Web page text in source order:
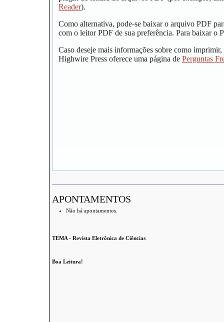
Reader).
Como alternativa, pode-se baixar o arquivo PDF
com o leitor PDF de sua preferência. Para baixar o
Caso deseje mais informações sobre como
Highwire Press oferece uma página de Perguntas
APONTAMENTOS
Não há apontamentos.
TEMA - Revista Eletrônica de Ciências
Boa Leitura!